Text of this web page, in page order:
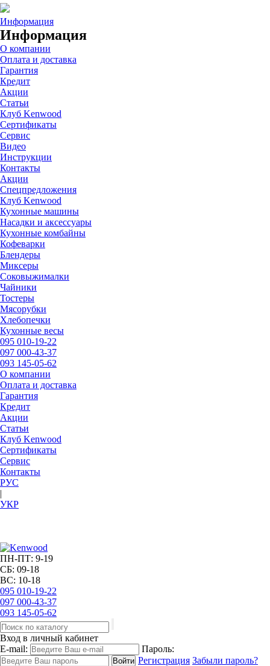
Информация
Информация
О компании
Оплата и доставка
Гарантия
Кредит
Акции
Статьи
Клуб Kenwood
Сертификаты
Сервис
Видео
Инструкции
Контакты
Акции
Спецпредложения
Клуб Kenwood
Кухонные машины
Насадки и аксессуары
Кухонные комбайны
Кофеварки
Блендеры
Миксеры
Соковыжималки
Чайники
Тостеры
Мясорубки
Хлебопечки
Кухонные весы
095 010-19-22
097 000-43-37
093 145-05-62
О компании
Оплата и доставка
Гарантия
Кредит
Акции
Статьи
Клуб Kenwood
Сертификаты
Сервис
Контакты
РУC
|
УКР
ПН-ПТ: 9-19
СБ: 09-18
ВС: 10-18
095 010-19-22
097 000-43-37
093 145-05-62
Вход в личный кабинет
E-mail:
Пароль:
Регистрация Забыли пароль?